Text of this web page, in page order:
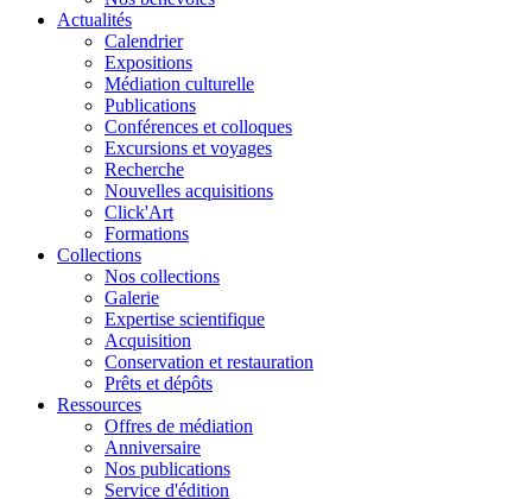
Actualités
Calendrier
Expositions
Médiation culturelle
Publications
Conférences et colloques
Excursions et voyages
Recherche
Nouvelles acquisitions
Click'Art
Formations
Collections
Nos collections
Galerie
Expertise scientifique
Acquisition
Conservation et restauration
Prêts et dépôts
Ressources
Offres de médiation
Anniversaire
Nos publications
Service d'édition